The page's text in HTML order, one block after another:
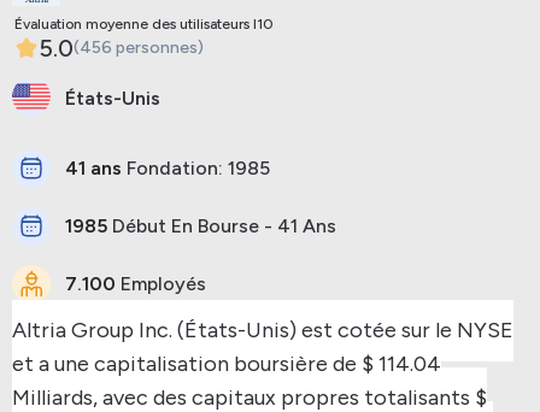
Évaluation moyenne des utilisateurs I10
5.0(456 personnes)
États-Unis
41 ans Fondation: 1985
1985 Début En Bourse - 41 Ans
7.100 Employés
Altria Group Inc. (États-Unis) est cotée sur le NYSE
et a une capitalisation boursière de $ 114.04
Milliards, avec des capitaux propres totalisants $